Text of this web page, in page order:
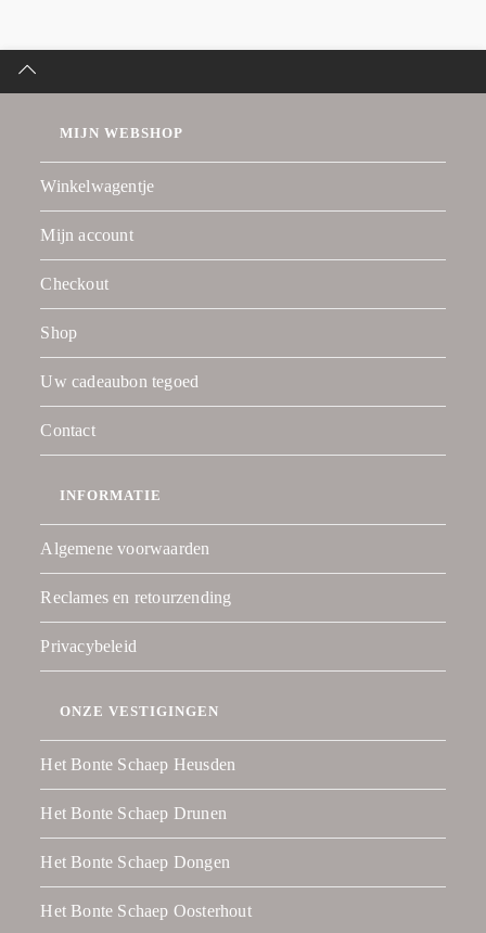
MIJN WEBSHOP
Winkelwagentje
Mijn account
Checkout
Shop
Uw cadeaubon tegoed
Contact
INFORMATIE
Algemene voorwaarden
Reclames en retourzending
Privacybeleid
ONZE VESTIGINGEN
Het Bonte Schaep Heusden
Het Bonte Schaep Drunen
Het Bonte Schaep Dongen
Het Bonte Schaep Oosterhout